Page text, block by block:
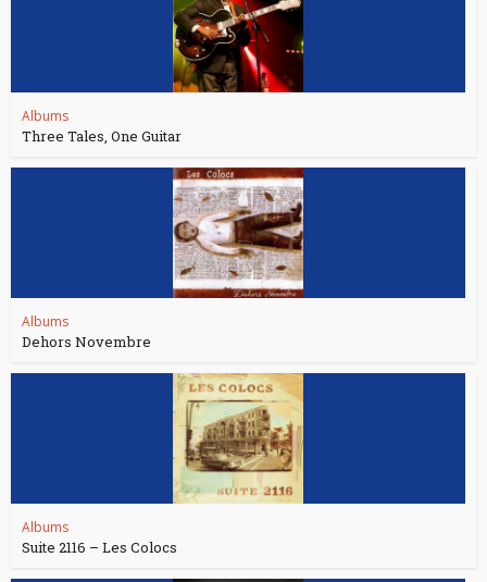
Albums
Three Tales, One Guitar
Albums
Dehors Novembre
Albums
Suite 2116 – Les Colocs